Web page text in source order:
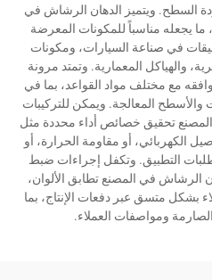
السطح. ويتميز الدهان الرشاش في
ما يجعله مناسباً للمكونات المعرضة
في صناعة السيارات، ومكونات
والهياكل المعمارية. وتمتد مرونة
مع مختلف مواد القواعد، بما في
والأسطح المعالجة. ويمكن للتركيبات
تحقيق خصائص أداء محددة مثل
الكهربائي، أو مقاومة الحرارة، أو
التطبيق. وتكفل إجراءات ضبط
الرشاش في المصنع تطابق الألوان،
بشكل متسق عبر دفعات الإنتاج، بما
الصارمة ومواصفات العملاء.